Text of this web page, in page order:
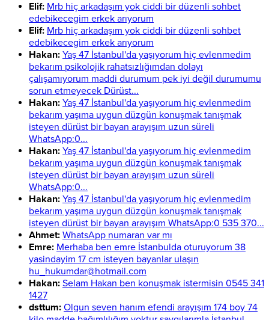
Elif: Mrb hiç arkadaşım yok ciddi bir düzenli sohbet
edebikecegim erkek arıyorum
Elif: Mrb hiç arkadaşım yok ciddi bir düzenli sohbet
edebikecegim erkek arıyorum
Hakan: Yaş 47 İstanbul'da yaşıyorum hiç evlenmedim
bekarım psikolojik rahatsızlığımdan dolayı
çalışamıyorum maddi durumum pek iyi değil durumumu
sorun etmeyecek Dürüst...
Hakan: Yaş 47 İstanbul'da yaşıyorum hiç evlenmedim
bekarım yaşıma uygun düzgün konuşmak tanışmak
isteyen dürüst bir bayan arayışım uzun süreli
WhatsApp:0...
Hakan: Yaş 47 İstanbul'da yaşıyorum hiç evlenmedim
bekarım yaşıma uygun düzgün konuşmak tanışmak
isteyen dürüst bir bayan arayışım uzun süreli
WhatsApp:0...
Hakan: Yaş 47 İstanbul'da yaşıyorum hiç evlenmedim
bekarım yaşıma uygun düzgün konuşmak tanışmak
isteyen dürüst bir bayan arayışım WhatsApp:0 535 370...
Ahmet: WhatsApp numaran var mı
Emre: Merhaba ben emre İstanbulda oturuyorum 38
yasindayim 17 cm isteyen bayanlar ulaşın
hu_hukumdar@hotmail.com
Hakan: Selam Hakan ben konuşmak istermisin 0545 341
1427
dsttum: Olgun seven hanım efendi arayışım 174 boy 74